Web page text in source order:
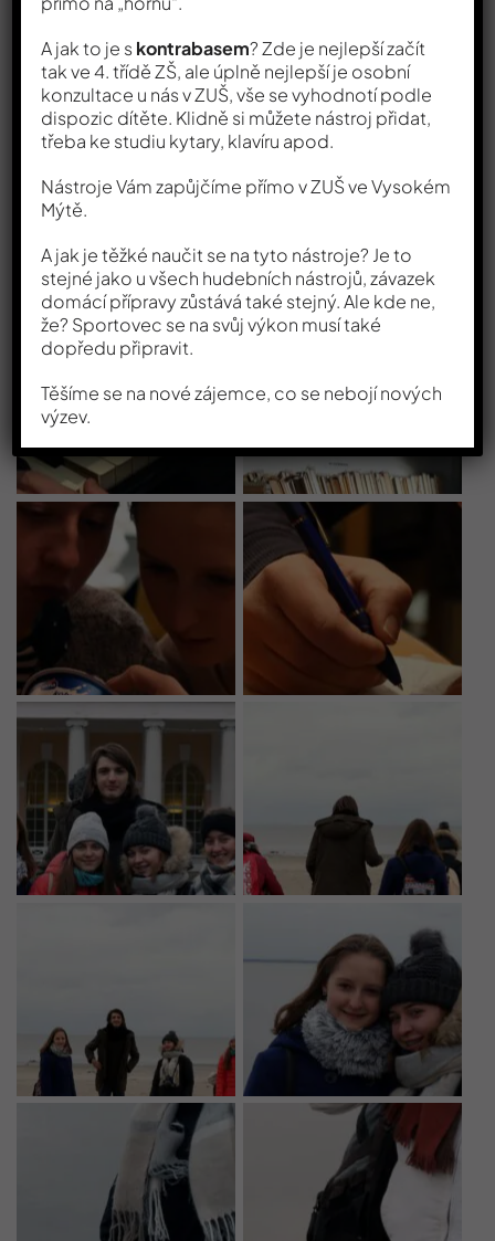
A jak to je s kontrabasem? Zde je nejlepší začít
tak ve 4. třídě ZŠ, ale úplně nejlepší je osobní
konzultace u nás v ZUŠ, vše se vyhodnotí podle
dispozic dítěte. Klidně si můžete nástroj přidat,
třeba ke studiu kytary, klavíru apod.
Nástroje Vám zapůjčíme přímo v ZUŠ ve Vysokém
Mýtě.
A jak je těžké naučit se na tyto nástroje? Je to
stejné jako u všech hudebních nástrojů, závazek
domácí přípravy zůstává také stejný. Ale kde ne,
že? Sportovec se na svůj výkon musí také
dopředu připravit.
Těšíme se na nové zájemce, co se nebojí nových
výzev.